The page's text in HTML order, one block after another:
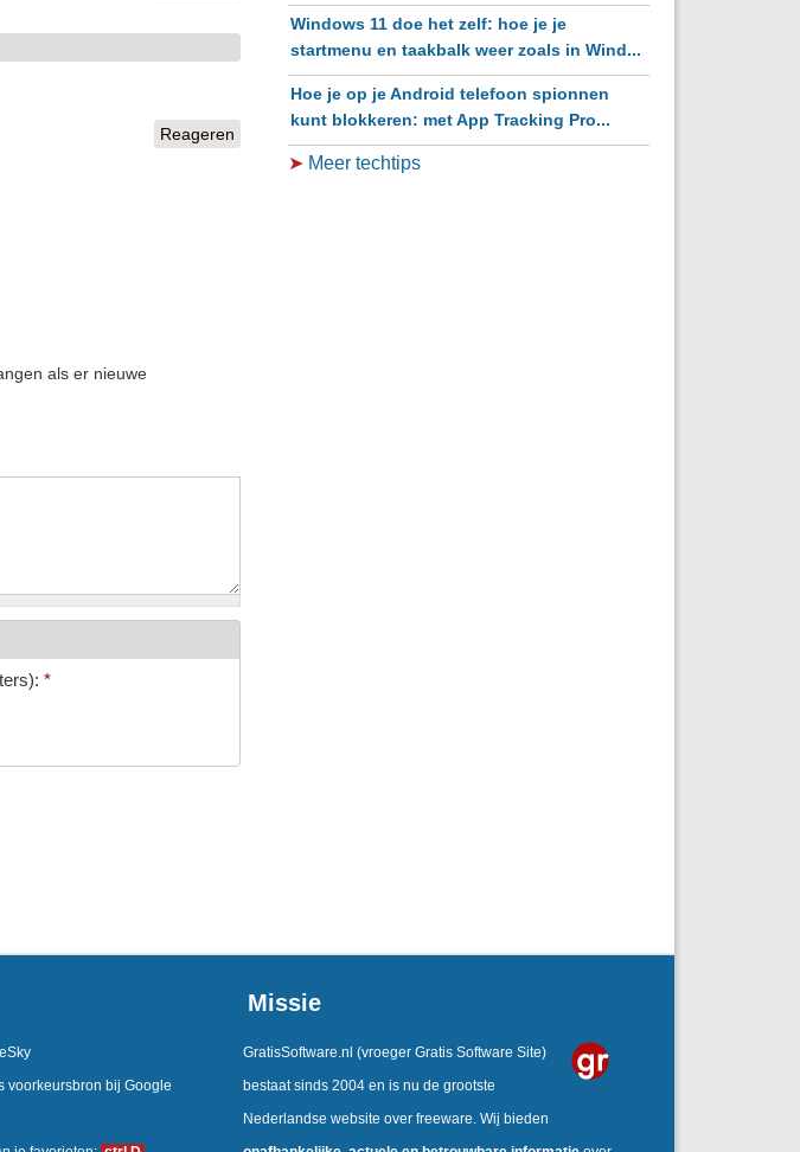
Reageren
als er nieuwe
*
Windows 11 doe het zelf: hoe je je
startmenu en taakbalk weer zoals in Wind...
Hoe je op je Android telefoon spionnen
kunt blokkeren: met App Tracking Pro...
➤ Meer techtips
voorkeursbron bij Google
Missie
GratisSoftware.nl (vroeger Gratis Software Site)
bestaat sinds 2004 en is nu de grootste
Nederlandse website over freeware. Wij bieden